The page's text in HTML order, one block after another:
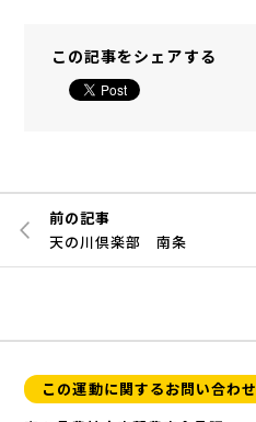
この記事をシェアする
前の記事
天の川倶楽部 南条
この運動に関するお問い合わせ